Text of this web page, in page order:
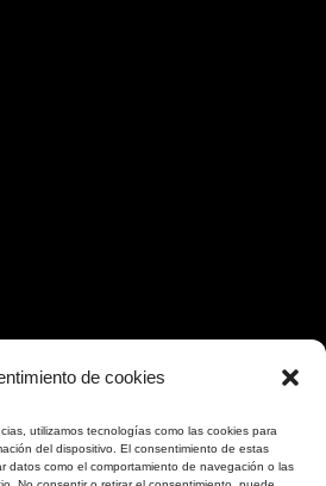
de cookies
utilizamos tecnologías como las cookies para
del dispositivo. El consentimiento de estas
datos como el comportamiento de navegación o las